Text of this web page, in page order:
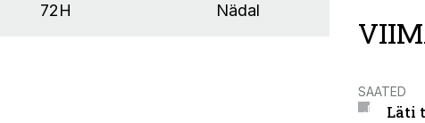
72H Nädal
SAATED
Läti